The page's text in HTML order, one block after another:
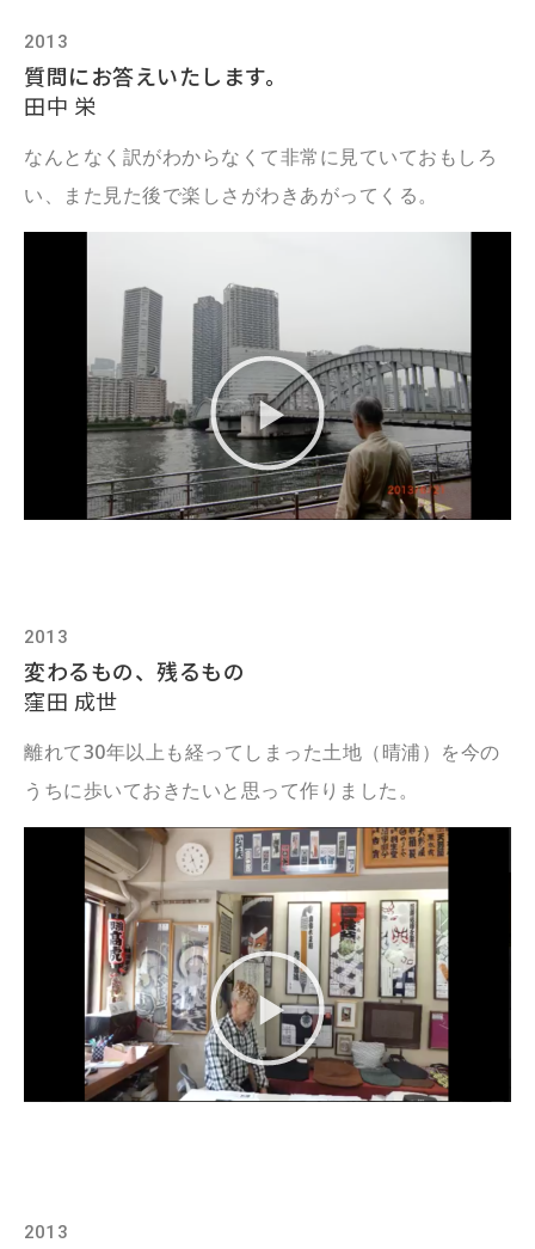
2013
質問にお答えいたします。
田中 栄
なんとなく訳がわからなくて非常に見ていておもしろ
い、また見た後で楽しさがわきあがってくる。
2013
変わるもの、残るもの
窪田 成世
離れて30年以上も経ってしまった土地（晴浦）を今の
うちに歩いておきたいと思って作りました。
2013